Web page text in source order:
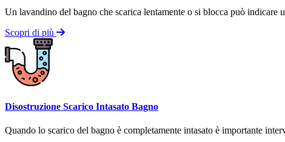
Un lavandino del bagno che scarica lentamente o si blocca può
Scopri di più
Disostruzione Scarico Intasato Bagno
Quando lo scarico del bagno è completamente intasato è importante